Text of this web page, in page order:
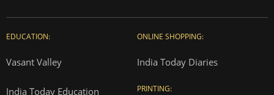
EDUCATION:
Vasant Valley
India Today Education
ONLINE SHOPPING:
India Today Diaries
PRINTING: